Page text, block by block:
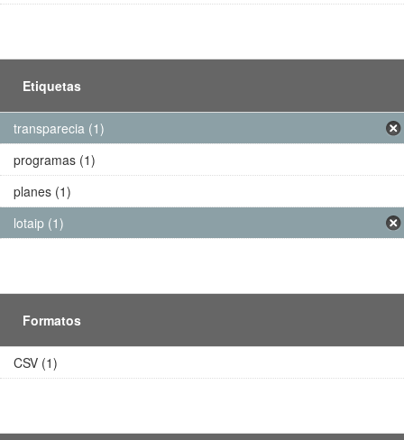
Etiquetas
transparecia (1)
programas (1)
planes (1)
lotaip (1)
Formatos
CSV (1)